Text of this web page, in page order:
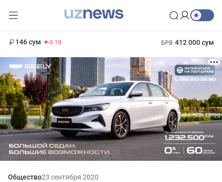
146 сум -0.18 БРВ 412 000 сум
Общество23 сентября 2020